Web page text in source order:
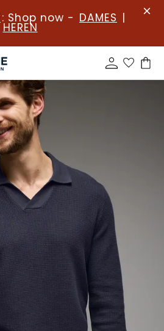
: Shop now - DAMES |
HEREN